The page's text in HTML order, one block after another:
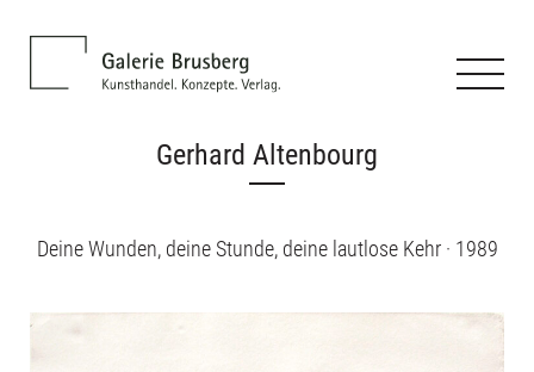
Gerhard Altenbourg
Deine Wunden, deine Stunde, deine lautlose Kehr · 1989